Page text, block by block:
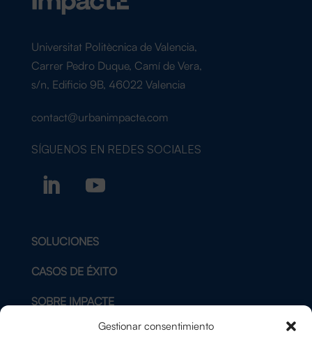
Gestionar consentimiento
Universitat Politècnica de Valencia,
Carrer Pedro Duque, Camí de Vera,
s/n, Edificio 9B, 46022 Valencia
contact@urbanimpacte.com
SÍGUENOS EN REDES SOCIALES
SOLUCIONES
CASOS DE ÉXITO
SOBRE IMPACTE